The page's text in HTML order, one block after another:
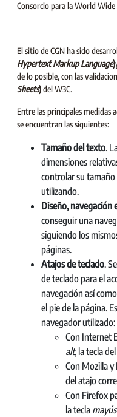
Consorcio para la World
El sitio de CGN ha sido
Hypertext Markup Language)
de lo posible, con las
Sheets)del W3C.
Entre las principales medidas
se encuentran las siguientes:
Tamaño del texto.
dimensiones
controlar su tamaño
utilizando.
Diseño, navegación
conseguir una
siguiendo los
páginas.
Atajos de teclado.
de teclado para el
navegación así
el pie de la página.
navegador utilizado:
Con Internet
alt, la tecla
Con Mozilla y
del atajo
Con Firefox
la tecla